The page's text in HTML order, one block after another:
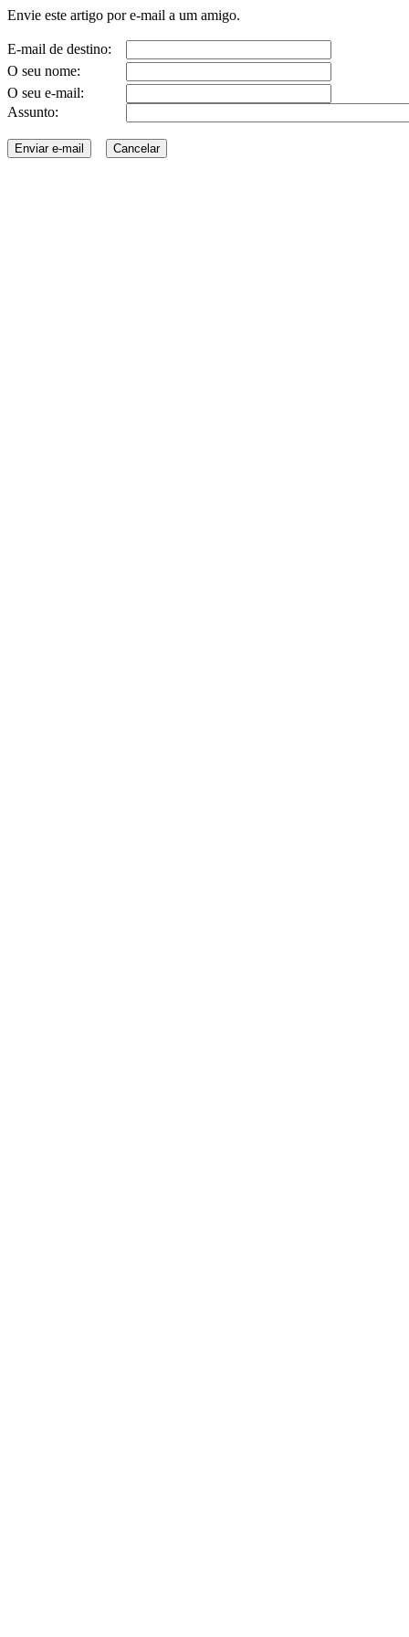
Envie este artigo por e-mail a um amigo.
E-mail de destino:
O seu nome:
O seu e-mail:
Assunto: